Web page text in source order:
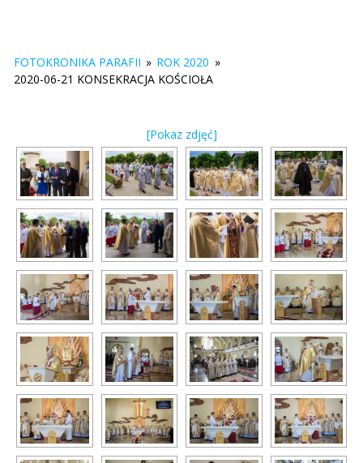
FOTOKRONIKA PARAFII » ROK 2020 »
2020-06-21 KONSEKRACJA KOŚCIOŁA
[Pokaz zdjęć]